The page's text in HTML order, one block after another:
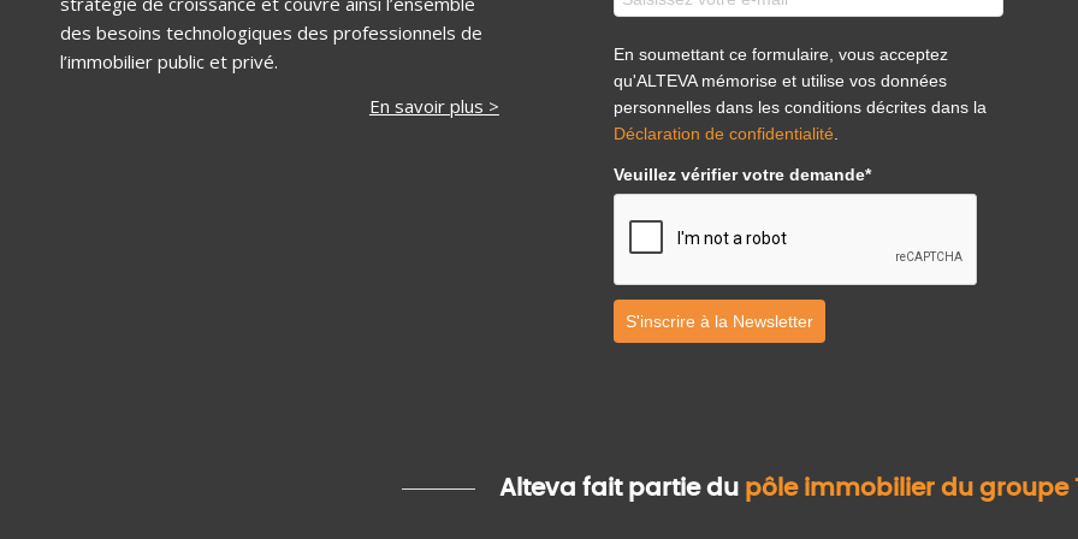
des besoins technologiques des professionnels de
l’immobilier public et privé.
En savoir plus >
En soumettant ce formulaire, vous acceptez
qu'ALTEVA mémorise et utilise vos données
personnelles dans les conditions décrites dans la
Déclaration de confidentialité
Veuillez vérifier votre demande*
S'inscrire à la Newsletter
Alteva fait partie du pôle immobilier du groupe